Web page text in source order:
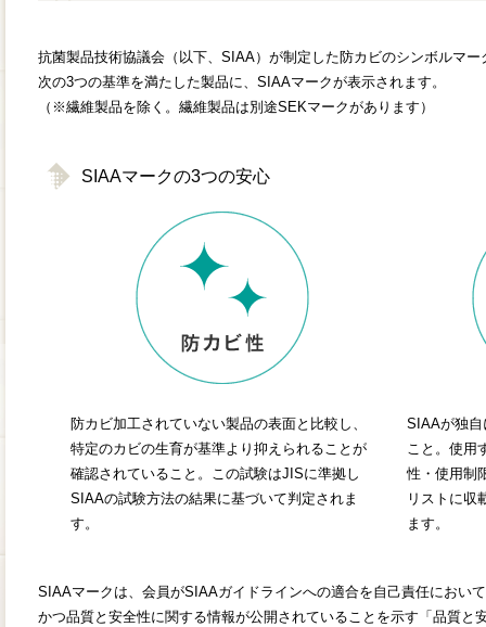
抗菌製品技術協議会（以下、SIAA）が制定した防カビのシンボルマー
次の3つの基準を満たした製品に、SIAAマークが表示されます。
（※繊維製品を除く。繊維製品は別途SEKマークがあります）
SIAAマークの3つの安心
防カビ加工されていない製品の表面と比較し、
特定のカビの生育が基準より抑えられることが
確認されていること。この試験はJISに準拠し
SIAAの試験方法の結果に基づいて判定されま
す。
SIAAが独自
こと。使用
性・使用制
リストに収
ます。
SIAAマークは、会員がSIAAガイドラインへの適合を自己責任におい
かつ品質と安全性に関する情報が公開されていることを示す「品質と